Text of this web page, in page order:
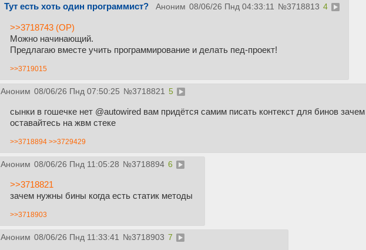
Тут есть хоть один программист? Аноним 08/06/26 Пнд 04:33:11 №3718813 4
>>3718743 (OP)
Можно начинающий.
Предлагаю вместе учить программирование и делать пед-проект!
>>3719015
Аноним 08/06/26 Пнд 07:50:25 №3718821 5
сынки в гошечке нет @autowired вам придётся самим писать контекст для бинов
оставайтесь на жвм стеке
>>3718894 >>3729429
Аноним 08/06/26 Пнд 11:05:28 №3718894 6
>>3718821
зачем нужны бины когда есть статик методы
>>3718903
Аноним 08/06/26 Пнд 11:33:41 №3718903 7